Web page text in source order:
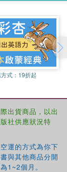
式： 19折起
出貨商品，以出
社供應狀況特
運的方式為你下
與其他商品分開
1~2個月。